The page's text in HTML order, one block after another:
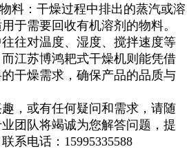
料：干燥过程中排出的蒸汽或溶
于需要回收有机溶剂的物料。
往对温度、湿度、搅拌速度等
江苏博鸿耙式干燥机则能凭借
干燥需求，确保产品的品质与
，或有任何疑问和需求，请随
团队将竭诚为您解答问题，提
系电话： 15995335588